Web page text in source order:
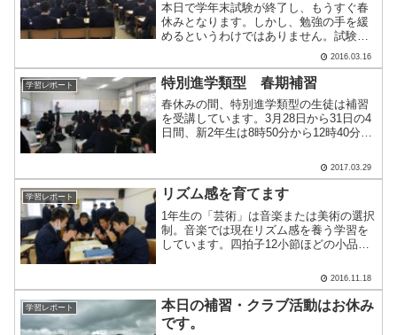
本日で学年末試験が終了し、もうすぐ春
休みとなります。しかし、勉強の手を緩
めるというわけではありません。試験が
終了するということは、自分の成果を振
り返り次のステップへと進む大事な時期
になります。本日の試験終了後、特別進
学類型の生徒の皆さんを対.....
2016.03.16
学習レポート 特別進学類型 春期補習
春休みの間、特別進学類型の生徒は補習
を受講しています。3月28日から31日の4
日間、新2年生は8時50分から12時40分ま
ます。また新3年生は8時50分から17時10
分まで授業・自習を行っています。本.....
2017.03.29
学習レポート リズム感を育てます
1年生の「芸術」は音楽または美術の選択
制。音楽では現在リズム感を養う学習を
しています。四拍子12小節ほどの小品で
曲。4人又は5人グループの手拍子で表現
します。一人ひとりのリズム感を養うと
ともに、テンポやリ.....
2016.11.18
学習レポート
本日の補習・クラブ活動はお休み
です。